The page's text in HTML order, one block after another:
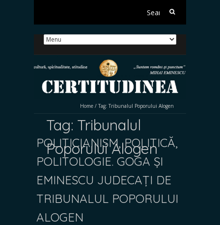
Search
Home / Tag: Tribunalul Poporului Alogen
Tag: Tribunalul
Poporului Alogen
POLITICIANISM, POLITICĂ,
POLITOLOGIE. GOGA ȘI
EMINESCU JUDECAȚI DE
TRIBUNALUL POPORULUI
ALOGEN